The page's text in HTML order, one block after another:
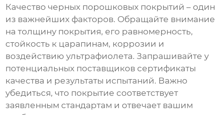
Качествочерных порошковых покрытий – один
из важнейших факторов. Обращайте внимание
на толщину покрытия, его равномерность,
стойкость к царапинам, коррозии и
воздействию ультрафиолета. Запрашивайте у
потенциальных поставщиков сертификаты
качества и результаты испытаний. Важно
убедиться, что покрытие соответствует
заявленным стандартам и отвечает вашим